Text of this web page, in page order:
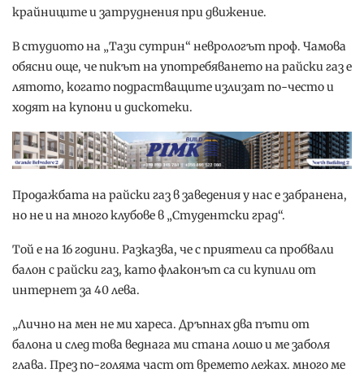
крайниците и затруднения при движение.
В студиото на „Тази сутрин“ неврологът проф. Чамова
обясни още, че пикът на употребяването на райски газ е
лятото, когато подрастващите излизат по-често и
ходят на купони и дискотеки.
Продажбата на райски газ в заведения у нас е забранена,
но не и на много клубове в „Студентски град“.
Той е на 16 години. Разказва, че с приятели са пробвали
балон с райски газ, като флаконът са си купили от
интернет за 40 лева.
„Лично на мен не ми хареса. Дръпнах два пъти от
балона и след това веднага ми стана лошо и ме заболя
глава. През по-голяма част от времето лежах. много ме